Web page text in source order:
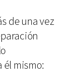
de una vez
mismo: